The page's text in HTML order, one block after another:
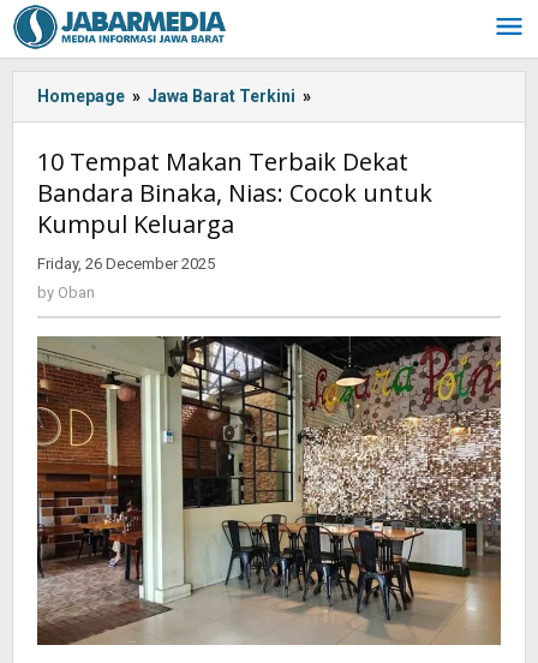
Skip
to
content
Homepage » Jawa Barat Terkini »
Tempat
Terbaik
Dekat
untuk
Kumpul
Keluarga
10 Tempat Makan Terbaik Dekat
Bandara Binaka, Nias: Cocok untuk
Kumpul Keluarga
Friday, 26 December 2025
by Oban